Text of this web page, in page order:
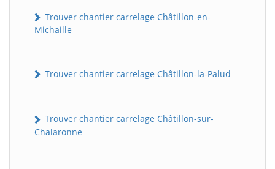
Trouver chantier carrelage Châtillon-en-
Michaille
Trouver chantier carrelage Châtillon-la-Palud
Trouver chantier carrelage Châtillon-sur-
Chalaronne